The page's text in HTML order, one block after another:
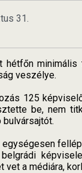
31.
hétfőn
veszélye.
125
be, nem
belgrádi
a médiára,